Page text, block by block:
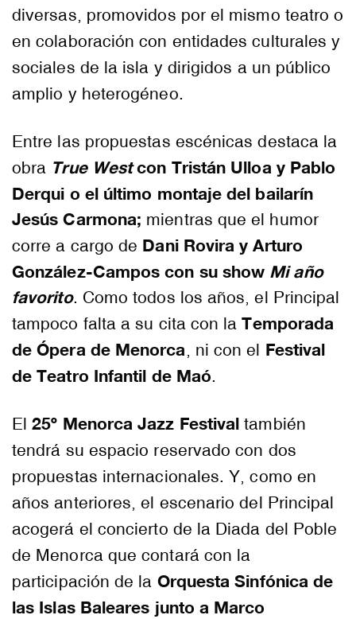
diversas, promovidos por el mismo teatro o
en colaboración con entidades culturales y
sociales de la isla y dirigidos a un público
amplio y heterogéneo.
Entre las propuestas escénicas destaca la
obra True Westcon Tristán Ulloa y Pablo
Derqui o el último montaje del bailarín
Jesús Carmona; mientras que el humor
corre a cargo de Dani Rovira y Arturo
González-Campos con su show Mi año
favorito. Como todos los años, el Principal
tampoco falta a su cita con laTemporada
de Ópera de Menorca, ni con el Festival
de Teatro Infantil de Maó.
El25º Menorca Jazz Festival también
tendrá su espacio reservado con dos
propuestas internacionales. Y, como en
años anteriores, el escenario del Principal
acogerá el concierto de la Diada del Poble
de Menorca que contará con la
participación de la Orquesta Sinfónica de
las Islas Baleares junto a Marco